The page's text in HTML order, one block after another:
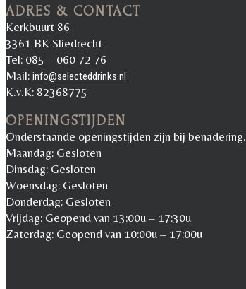
ADRES & CONTACT
Kerkbuurt 86
3361 BK Sliedrecht
Tel: 085 – 060 72 76
Mail: info@selecteddrinks.nl
K.v.K: 82368775
OPENINGSTIJDEN
Onderstaande openingstijden zijn bij benadering.
Maandag: Gesloten
Dinsdag: Gesloten
Woensdag: Gesloten
Donderdag: Gesloten
Vrijdag: Geopend van 13:00u – 17:30u
Zaterdag: Geopend van 10:00u – 17:00u